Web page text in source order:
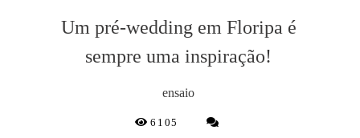
Um pré-wedding em Floripa é
sempre uma inspiração!
ensaio
6105